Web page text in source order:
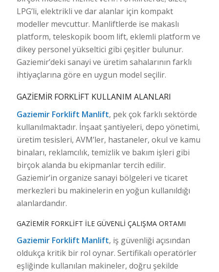
LPG’li, elektrikli ve dar alanlar için kompakt
modeller mevcuttur. Manliftlerde ise makaslı
platform, teleskopik boom lift, eklemli platform ve
dikey personel yükseltici gibi çeşitler bulunur.
Gaziemir’deki sanayi ve üretim sahalarının farklı
ihtiyaçlarına göre en uygun model seçilir.
GAZIEMIR FORKLIFT KULLANIM ALANLARI
Gaziemir Forklift Manlift, pek çok farklı sektörde
kullanılmaktadır. İnşaat şantiyeleri, depo yönetimi,
üretim tesisleri, AVM’ler, hastaneler, okul ve kamu
binaları, reklamcılık, temizlik ve bakım işleri gibi
birçok alanda bu ekipmanlar tercih edilir.
Gaziemir’in organize sanayi bölgeleri ve ticaret
merkezleri bu makinelerin en yoğun kullanıldığı
alanlardandır.
GAZIEMIR FORKLIFT ILE GÜVENLI ÇALIŞMA ORTAMI
Gaziemir Forklift Manlift, iş güvenliği açısından
oldukça kritik bir rol oynar. Sertifikalı operatörler
eşliğinde kullanılan makineler, doğru şekilde